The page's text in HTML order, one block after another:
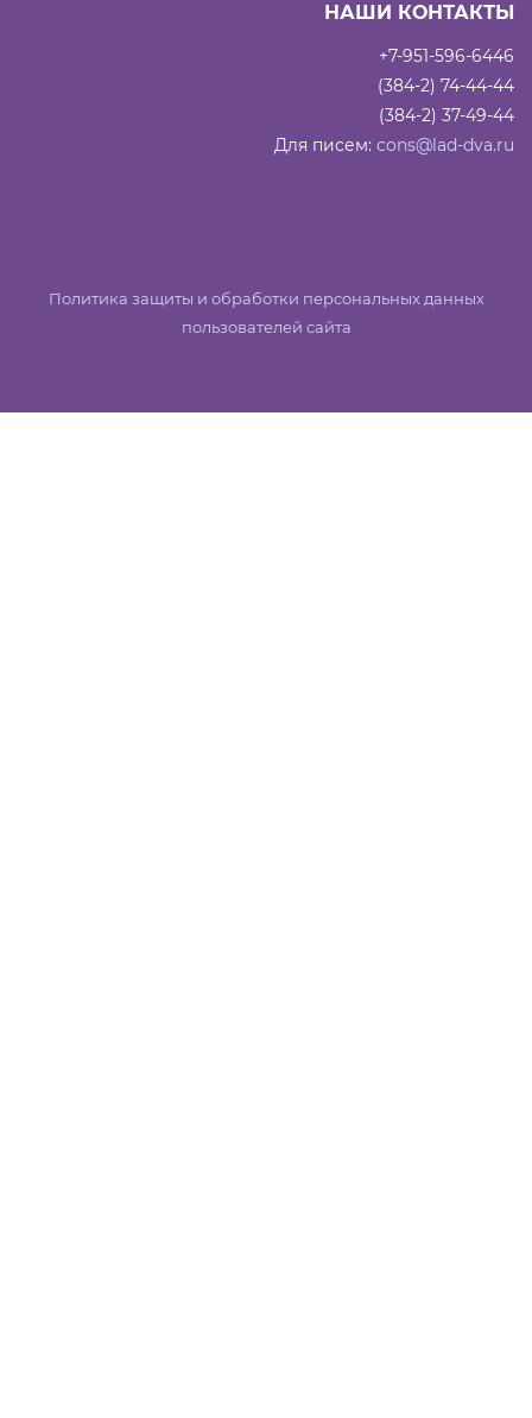
НАШИ КОНТАКТЫ
+7-951-596-6446
(384-2) 74-44-44
(384-2) 37-49-44
Для писем: cons@lad-dva.ru
Политика защиты и обработки персональных данных
пользователей сайта